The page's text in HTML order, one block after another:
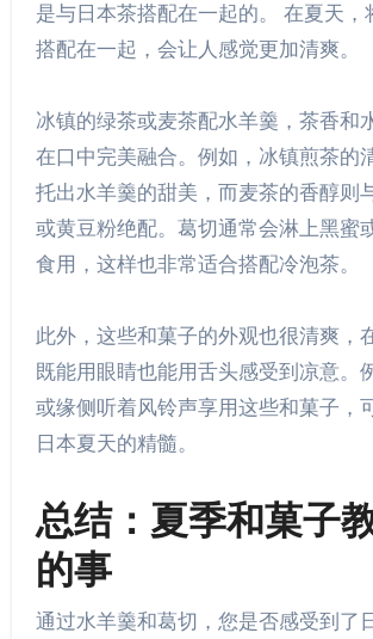
是与日本茶搭配在一起的。 在夏天，
搭配在一起，会让人感觉更加清爽。
冰镇的绿茶或麦茶配水羊羹，茶香和
在口中完美融合。例如，冰镇煎茶的
托出水羊羹的甜美，而麦茶的香醇则
或黄豆粉绝配。葛切通常会淋上黑蜜
食用，这样也非常适合搭配冷泡茶。
此外，这些和菓子的外观也很清爽，
既能用眼睛也能用舌头感受到凉意。
或缘侧听着风铃声享用这些和菓子，
日本夏天的精髓。
总结：夏季和菓子
的事
通过水羊羹和葛切，您是否感受到了